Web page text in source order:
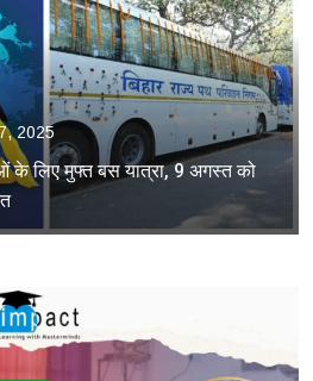
2025
के लिए मुफ्त बस यात्रा, 9 अगस्त को